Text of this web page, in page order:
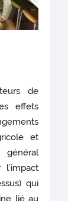
de
effets
et
qui
lié au